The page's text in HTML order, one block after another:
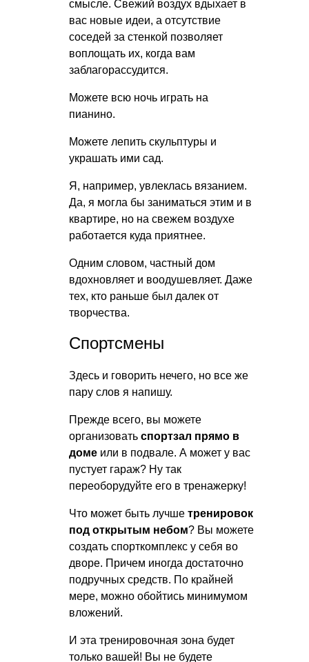
смысле. Свежий воздух вдыхает в
вас новые идеи, а отсутствие
соседей за стенкой позволяет
воплощать их, когда вам
заблагорассудится.
Можете всю ночь играть на
пианино.
Можете лепить скульптуры и
украшать ими сад.
Я, например, увлеклась вязанием.
Да, я могла бы заниматься этим и в
квартире, но на свежем воздухе
работается куда приятнее.
Одним словом, частный дом
вдохновляет и воодушевляет. Даже
тех, кто раньше был далек от
творчества.
Спортсмены
Здесь и говорить нечего, но все же
пару слов я напишу.
Прежде всего, вы можете
организовать спортзал прямо в
доме или в подвале. А может у вас
пустует гараж? Ну так
переоборудуйте его в тренажерку!
Что может быть лучше тренировок
под открытым небом? Вы можете
создать спорткомплекс у себя во
дворе. Причем иногда достаточно
подручных средств. По крайней
мере, можно обойтись минимумом
вложений.
И эта тренировочная зона будет
только вашей! Вы не будете